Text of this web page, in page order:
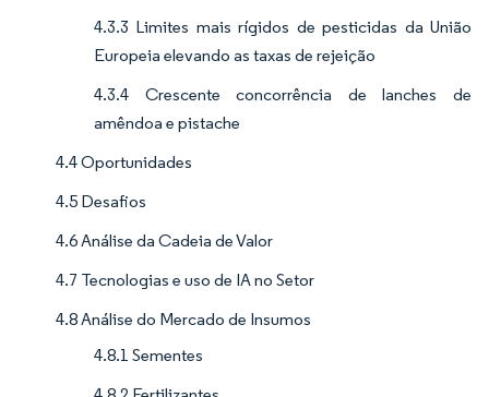
4.3.3 Limites mais rígidos de pesticidas da União
Europeia elevando as taxas de rejeição
4.3.4 Crescente concorrência de lanches de
amêndoa e pistache
4.4 Oportunidades
4.5 Desafios
4.6 Análise da Cadeia de Valor
4.7 Tecnologias e uso de IA no Setor
4.8 Análise do Mercado de Insumos
4.8.1 Sementes